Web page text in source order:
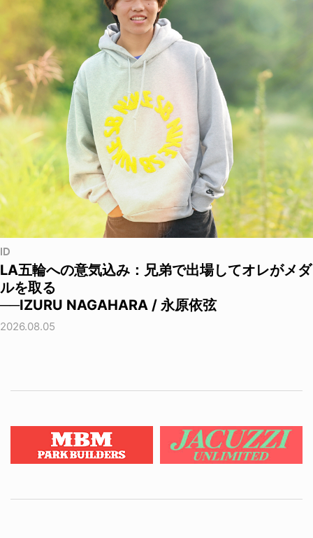
ID
LA五輪への意気込み：兄弟で出場してオレがメダ
ルを取る
──IZURU NAGAHARA / 永原依弦
2026.08.05